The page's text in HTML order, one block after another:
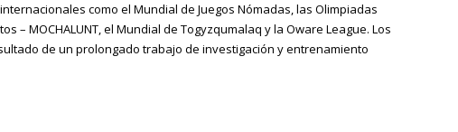
como el Mundial de Juegos Nómadas, las Olimpiadas
– MOCHALUNT, el Mundial de Togyzqumalaq y la Oware League. Los
de un prolongado trabajo de investigación y entrenamiento